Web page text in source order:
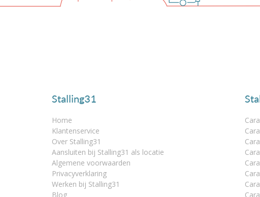
Stalling31
Home
Klantenservice
Over Stalling31
Aansluiten bij Stalling31 als locatie
Algemene voorwaarden
Privacyverklaring
Werken bij Stalling31
Blog